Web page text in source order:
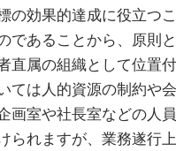
の効果的達成に役立つ
であることから、原則
直属の組織として位置
ては人的資源の制約や
画室や社長室などの人
られますが、業務遂行